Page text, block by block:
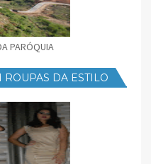
PARÓQUIA
DA ESTILO